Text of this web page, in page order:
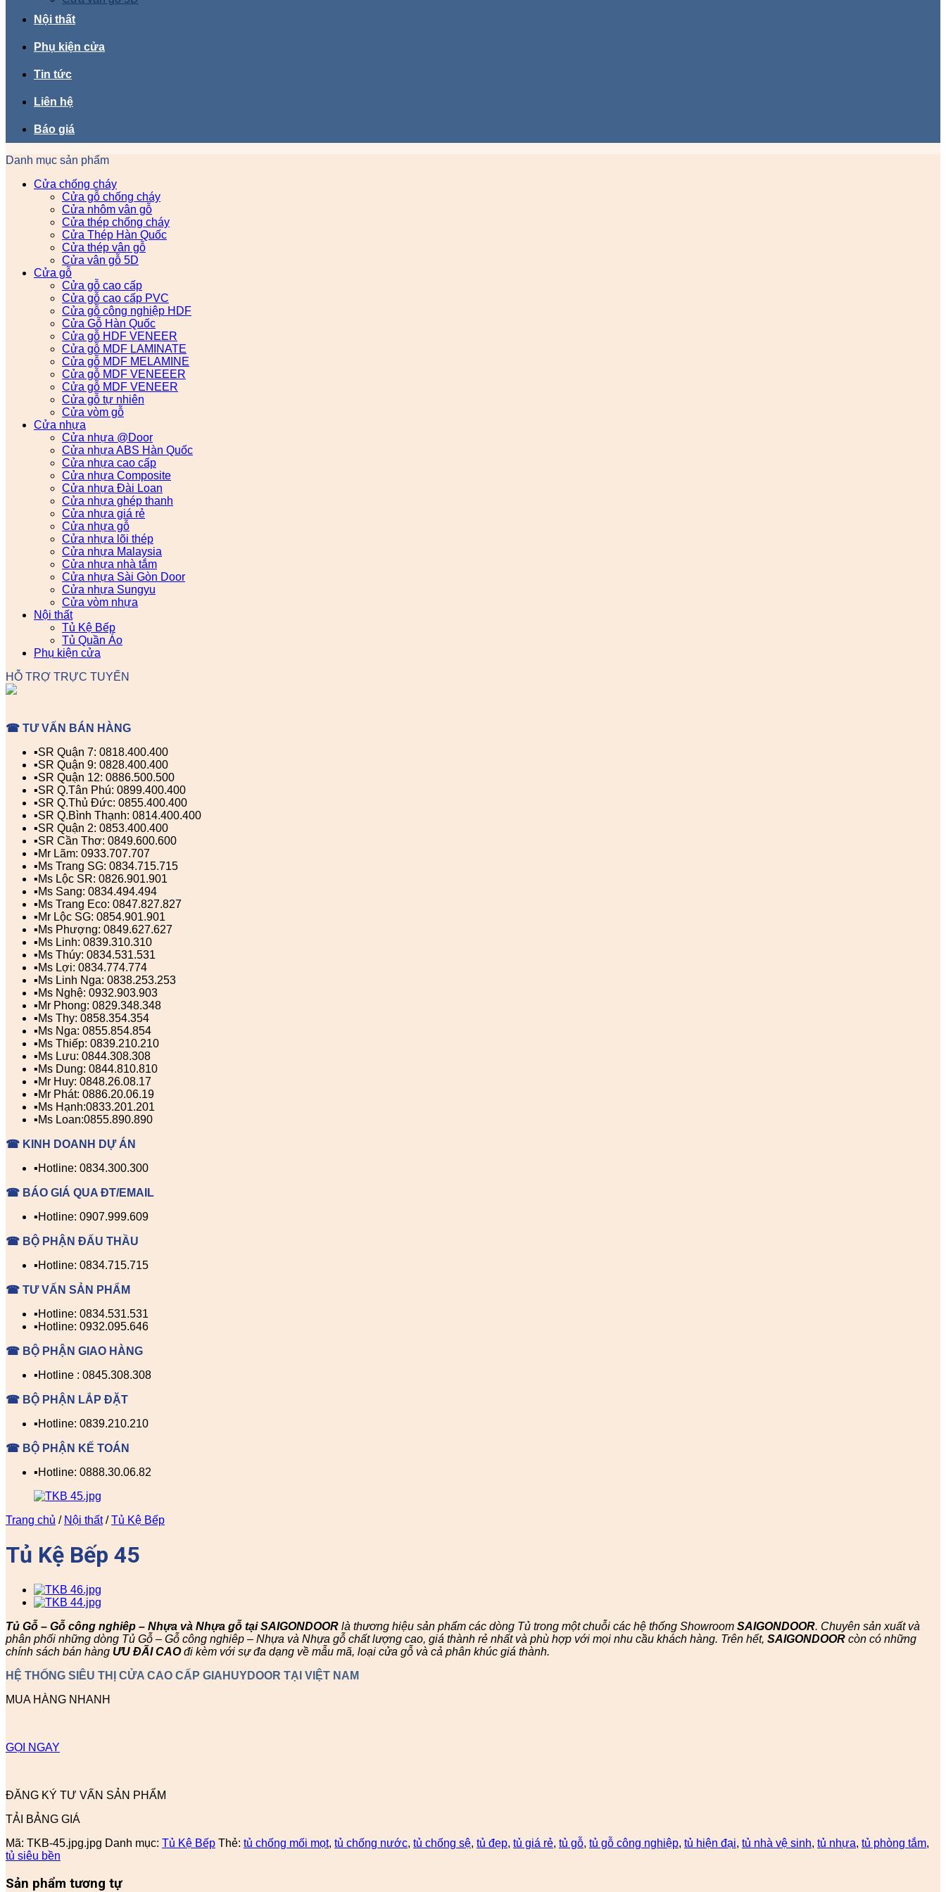
Nội thất
Phụ kiện cửa
Tin tức
Liên hệ
Báo giá
Danh mục sản phẩm
Cửa chống cháy
Cửa gỗ chống cháy
Cửa nhôm vân gỗ
Cửa thép chống cháy
Cửa Thép Hàn Quốc
Cửa thép vân gỗ
Cửa vân gỗ 5D
Cửa gỗ
Cửa gỗ cao cấp
Cửa gỗ cao cấp PVC
Cửa gỗ công nghiệp HDF
Cửa Gỗ Hàn Quốc
Cửa gỗ HDF VENEER
Cửa gỗ MDF LAMINATE
Cửa gỗ MDF MELAMINE
Cửa gỗ MDF VENEEER
Cửa gỗ MDF VENEER
Cửa gỗ tự nhiên
Cửa vòm gỗ
Cửa nhựa
Cửa nhựa @Door
Cửa nhựa ABS Hàn Quốc
Cửa nhựa cao cấp
Cửa nhựa Composite
Cửa nhựa Đài Loan
Cửa nhựa ghép thanh
Cửa nhựa giá rẻ
Cửa nhựa gỗ
Cửa nhựa lõi thép
Cửa nhựa Malaysia
Cửa nhựa nhà tắm
Cửa nhựa Sài Gòn Door
Cửa nhựa Sungyu
Cửa vòm nhựa
Nội thất
Tủ Kệ Bếp
Tủ Quần Áo
Phụ kiện cửa
HỖ TRỢ TRỰC TUYẾN
☎ TƯ VẤN BÁN HÀNG
▪️SR Quận 7: 0818.400.400
▪️SR Quận 9: 0828.400.400
▪️SR Quận 12: 0886.500.500
▪️SR Q.Tân Phú: 0899.400.400
▪️SR Q.Thủ Đức: 0855.400.400
▪️SR Q.Bình Thạnh: 0814.400.400
▪️SR Quận 2: 0853.400.400
▪️SR Cần Thơ: 0849.600.600
▪️Mr Lãm: 0933.707.707
▪️Ms Trang SG: 0834.715.715
▪️Ms Lộc SR: 0826.901.901
▪️Ms Sang: 0834.494.494
▪️Ms Trang Eco: 0847.827.827
▪️Mr Lộc SG: 0854.901.901
▪️Ms Phượng: 0849.627.627
▪️Ms Linh: 0839.310.310
▪️Ms Thúy: 0834.531.531
▪️Ms Lợi: 0834.774.774
▪️Ms Linh Nga: 0838.253.253
▪️Ms Nghệ: 0932.903.903
▪️Mr Phong: 0829.348.348
▪️Ms Thy: 0858.354.354
▪️Ms Nga: 0855.854.854
▪️Ms Thiếp: 0839.210.210
▪️Ms Lưu: 0844.308.308
▪️Ms Dung: 0844.810.810
▪️Mr Huy: 0848.26.08.17
▪️Mr Phát: 0886.20.06.19
▪️Ms Hạnh:0833.201.201
▪️Ms Loan:0855.890.890
☎ KINH DOANH DỰ ÁN
▪️Hotline: 0834.300.300
☎ BÁO GIÁ QUA ĐT/EMAIL
▪️Hotline: 0907.999.609
☎ BỘ PHẬN ĐẤU THẦU
▪️Hotline: 0834.715.715
☎ TƯ VẤN SẢN PHẨM
▪️Hotline: 0834.531.531
▪️Hotline: 0932.095.646
☎ BỘ PHẬN GIAO HÀNG
▪️Hotline : 0845.308.308
☎ BỘ PHẬN LẮP ĐẶT
▪️Hotline: 0839.210.210
☎ BỘ PHẬN KẾ TOÁN
▪️Hotline: 0888.30.06.82
Trang chủ / Nội thất / Tủ Kệ Bếp
Tủ Kệ Bếp 45
Tủ Gỗ – Gỗ công nghiêp – Nhựa và Nhựa gỗ tại SAIGONDOOR là thương hiệu sản phẩm các dòng Tủ trong một chuỗi các hệ thống Showroom SAIGONDOOR. Chuyên sản xuất và
phân phối những dòng Tủ Gỗ – Gỗ công nghiêp – Nhựa và Nhựa gỗ chất lượng cao, giá thành rẻ nhất và phù hợp với mọi nhu cầu khách hàng. Trên hết, SAIGONDOOR còn có những
chính sách bán hàng ƯU ĐÃI CAOđi kèm với sự đa dạng về mẫu mã, loại cửa gỗ và cả phân khúc giá thành.
HỆ THỐNG SIÊU THỊ CỬA CAO CẤP GIAHUYDOOR TẠI VIỆT NAM
MUA HÀNG NHANH
GỌI NGAY
ĐĂNG KÝ TƯ VẤN SẢN PHẨM
TẢI BẢNG GIÁ
Mã: TKB-45.jpg.jpg Danh mục: Tủ Kệ Bếp Thẻ: tủ chống mối mọt, tủ chống nước, tủ chống sệ, tủ đẹp, tủ giá rẻ, tủ gỗ, tủ gỗ công nghiệp, tủ hiện đại, tủ nhà vệ sinh, tủ nhựa, tủ phòng tắm,
tủ siêu bền
Sản phẩm tương tự